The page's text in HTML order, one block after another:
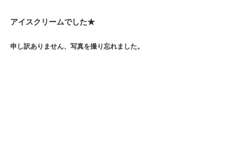
アイスクリームでした★
申し訳ありません、写真を撮り忘れました。